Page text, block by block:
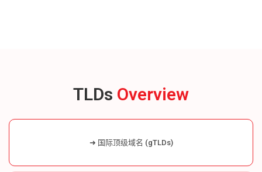
TLDs Overview
➜ 国际顶级域名 (gTLDs)